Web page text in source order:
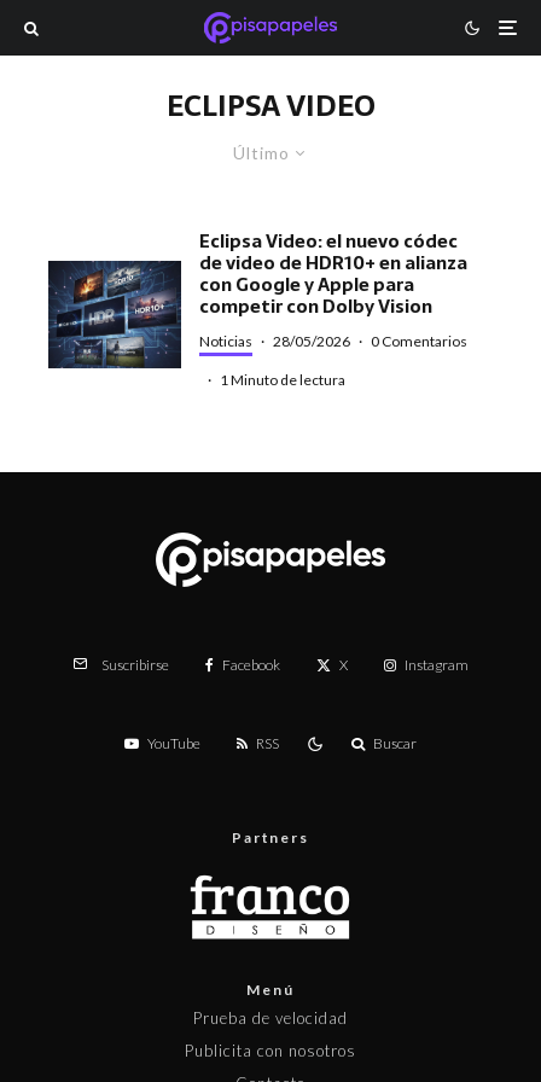
ECLIPSA VIDEO
Último
Eclipsa Video: el nuevo códec
de video de HDR10+ en alianza
con Google y Apple para
competir con Dolby Vision
Noticias · 28/05/2026 · 0 Comentarios
· 1 Minuto de lectura
Suscribirse Facebook X Instagram
YouTube RSS Buscar
Partners
Menú
Prueba de velocidad
Publicita con nosotros